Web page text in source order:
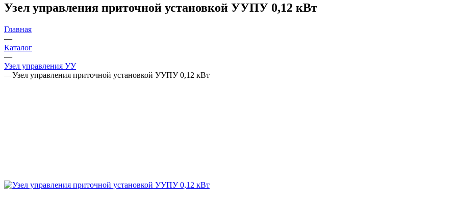
Узел управления приточной установкой УУПУ 0,12 кВт
Главная
—
Каталог
—
Узел управления УУ
—Узел управления приточной установкой УУПУ 0,12 кВт